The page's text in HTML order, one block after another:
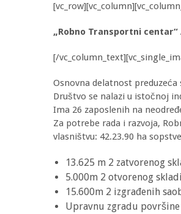
„Robno Transportni centar“
[/
Osnovna delatnost
Društvo se nalazi u istočnoj
Ima 26 zaposlenih na
Za potrebe rada i razvoja,
vlasništvu: 42.23.90 ha
13.625 m 2 zatvorenog
5.000m 2 otvorenog
15.600m 2 izgrađenih
Upravnu zgradu